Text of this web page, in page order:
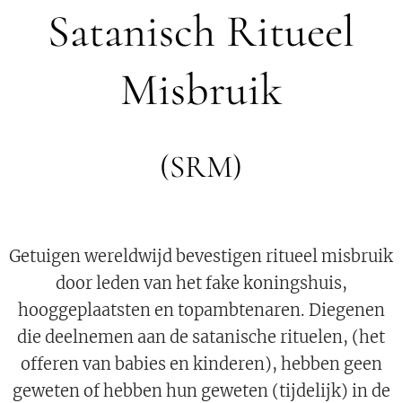
Satanisch Ritueel
Misbruik
(SRM)
Getuigen wereldwijd bevestigen ritueel misbruik
door leden van het fake koningshuis,
hooggeplaatsten en topambtenaren. Diegenen
die deelnemen aan de satanische rituelen, (het
offeren van babies en kinderen), hebben geen
geweten of hebben hun geweten (tijdelijk) in de